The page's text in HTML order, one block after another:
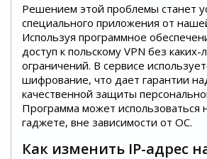
Решением этой проблемы станет
специального приложения от
Используя программное
доступ к польскому VPN без каких-
ограничений. В сервисе
шифрование, что дает гарантии
качественной защиты
Программа может использоваться
гаджете, вне зависимости от ОС.
Как изменить IP-адрес